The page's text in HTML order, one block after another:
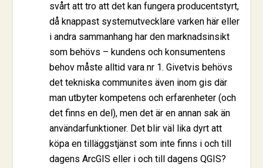
svårt att tro att det kan fungera producentstyrt,
då knappast systemutvecklare varken här eller
i andra sammanhang har den marknadsinsikt
som behövs – kundens och konsumentens
behov måste alltid vara nr 1. Givetvis behövs
det tekniska communites även inom gis där
man utbyter kompetens och erfarenheter (och
det finns en del), men det är en annan sak än
användarfunktioner. Det blir väl lika dyrt att
köpa en tilläggstjänst som inte finns i och till
dagens ArcGIS eller i och till dagens QGIS?